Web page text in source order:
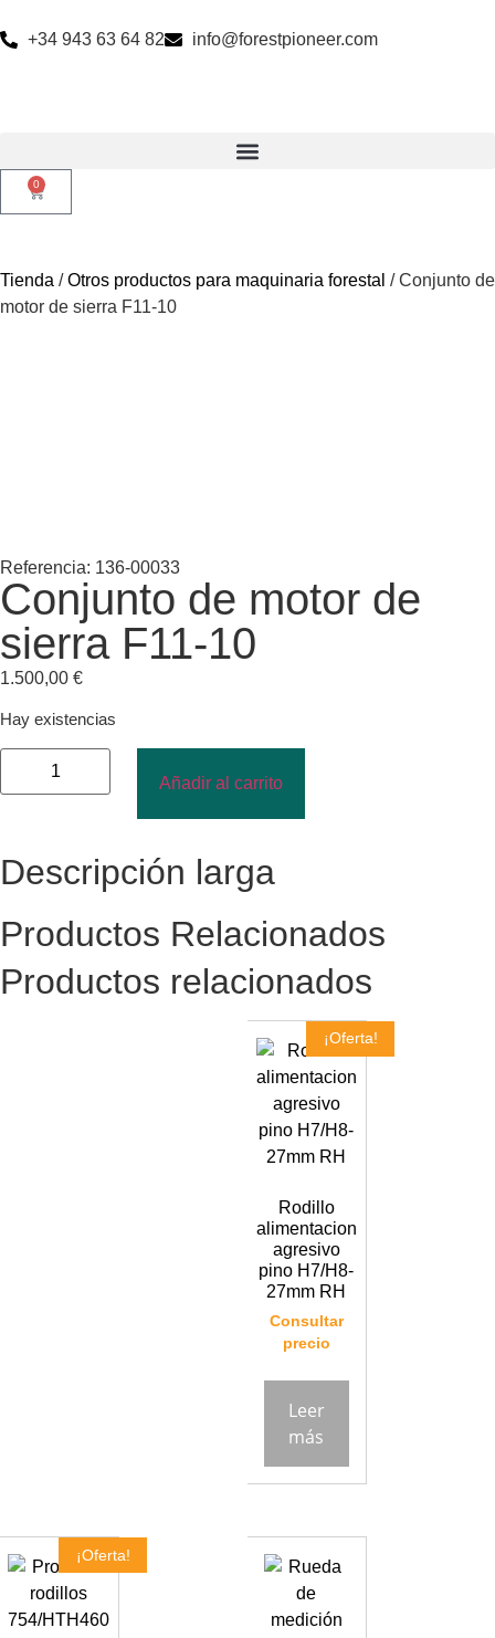
+34 943 63 64 82 info@forestpioneer.com
0
Tienda /Otros productos para maquinaria forestal / Conjunto de
motor de sierra F11-10
Referencia: 136-00033
Conjunto de motor de
sierra F11-10
1.500,00 €
Hay existencias
Añadir al carrito
Descripción larga
Productos Relacionados
Productos relacionados
¡Oferta!
Rodillo
alimentacion
agresivo
pino H7/H8-
27mm RH
Consultar
precio
Leer
más
¡Oferta!